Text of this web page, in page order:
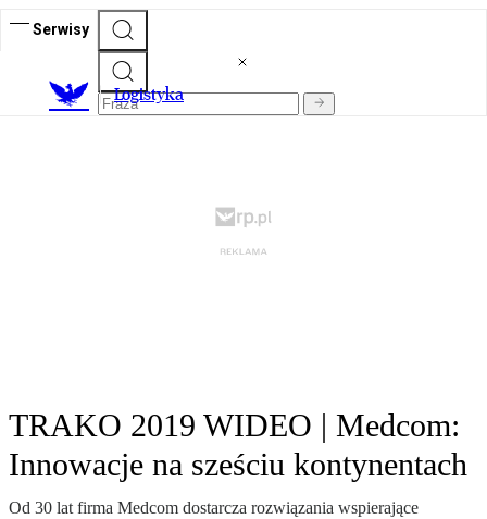
Serwisy
Logistyka
TRAKO 2019 WIDEO | Medcom:
Innowacje na sześciu kontynentach
Od 30 lat firma Medcom dostarcza rozwiązania wspierające